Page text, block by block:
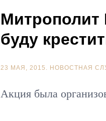
буду
23 МАЯ, 2015. НОВОСТНАЯ
Акция была